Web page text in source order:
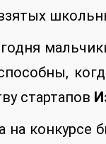
стартапов
на конкурсе